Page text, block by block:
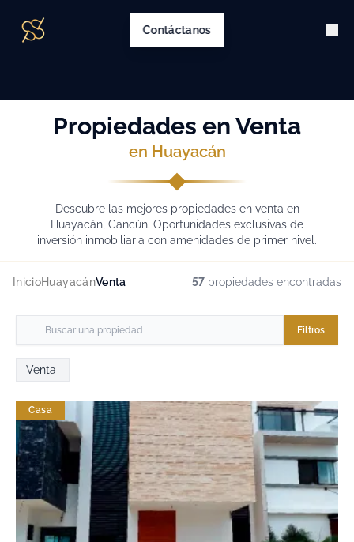
Contáctanos
Propiedades en Venta
en Huayacán
Descubre las mejores propiedades en venta en
Huayacán, Cancún. Oportunidades exclusivas de
inversión inmobiliaria con amenidades de primer nivel.
InicioHuayacánVenta 57 propiedades encontradas
Filtros
Venta
Casa